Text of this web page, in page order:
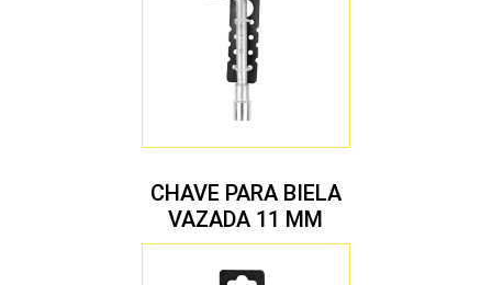
CHAVE PARA BIELA
VAZADA 11 MM